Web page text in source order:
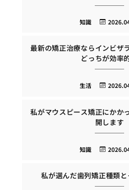
知識
最新の矯正治療ならインビザ
どっちが効率
生活
私がマウスピース矯正にかか
開します
知識
私が選んだ歯列矯正種類